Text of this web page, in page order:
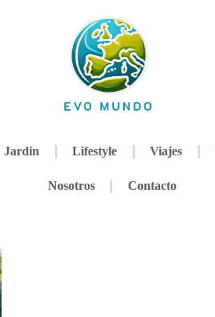
Jardin Lifestyle Viajes
Nosotros Contacto